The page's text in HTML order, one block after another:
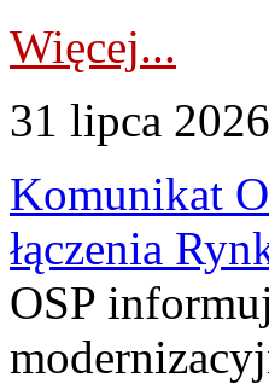
Więcej...
31 lipca
Komunikat
łączenia
OSP